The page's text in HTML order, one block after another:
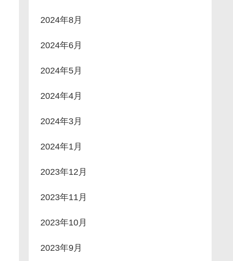
2024年8月
2024年6月
2024年5月
2024年4月
2024年3月
2024年1月
2023年12月
2023年11月
2023年10月
2023年9月